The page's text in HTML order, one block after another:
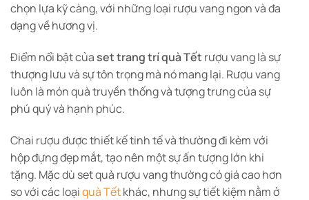
chọn lựa kỹ càng, với những loại rượu vang ngon và đa
dạng về hương vị.
Điểm nổi bật của set trang trí quà Tết rượu vang là sự
thượng lưu và sự tôn trọng mà nó mang lại. Rượu vang
luôn là món quà truyền thống và tượng trưng của sự
phú quý và hạnh phúc.
Chai rượu được thiết kế tinh tế và thường đi kèm với
hộp đựng đẹp mắt, tạo nên một sự ấn tượng lớn khi
tặng. Mặc dù set quà rượu vang thường có giá cao hơn
so với các loạiquà Tếtkhác, nhưng sự tiết kiệm nằm ở